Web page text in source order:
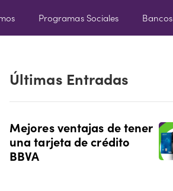
Programas Sociales Bancos
Últimas Entradas
Mejores ventajas de tener
una tarjeta de crédito
BBVA